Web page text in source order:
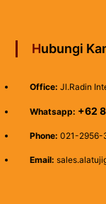
Hubungi
Office: Jl.Radin
Whatsapp: +62
Phone: 021-2956-
Email: